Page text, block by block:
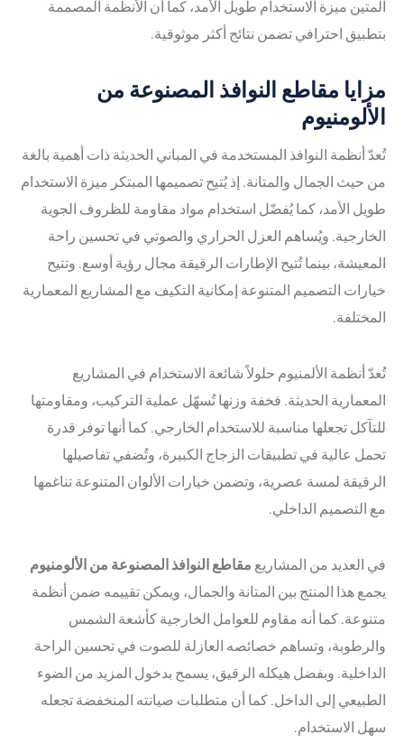
المتين ميزة الاستخدام طويل الأمد، كما أن الأنظمة المصممة
بتطبيق احترافي تضمن نتائج أكثر موثوقية.
مزايا مقاطع النوافذ المصنوعة من
الألومنيوم
تُعدّ أنظمة النوافذ المستخدمة في المباني الحديثة ذات أهمية بالغة
من حيث الجمال والمتانة. إذ يُتيح تصميمها المبتكر ميزة الاستخدام
طويل الأمد، كما يُفضّل استخدام مواد مقاومة للظروف الجوية
الخارجية. ويُساهم العزل الحراري والصوتي في تحسين راحة
المعيشة، بينما تُتيح الإطارات الرقيقة مجال رؤية أوسع. وتتيح
خيارات التصميم المتنوعة إمكانية التكيف مع المشاريع المعمارية
المختلفة.
تُعدّ أنظمة الألمنيوم حلولاً شائعة الاستخدام في المشاريع
المعمارية الحديثة. فخفة وزنها تُسهّل عملية التركيب، ومقاومتها
للتآكل تجعلها مناسبة للاستخدام الخارجي. كما أنها توفر قدرة
تحمل عالية في تطبيقات الزجاج الكبيرة، وتُضفي تفاصيلها
الرقيقة لمسة عصرية، وتضمن خيارات الألوان المتنوعة تناغمها
مع التصميم الداخلي.
في العديد من المشاريع مقاطع النوافذ المصنوعة من الألومنيوم
يجمع هذا المنتج بين المتانة والجمال، ويمكن تقييمه ضمن أنظمة
متنوعة. كما أنه مقاوم للعوامل الخارجية كأشعة الشمس
والرطوبة، وتساهم خصائصه العازلة للصوت في تحسين الراحة
الداخلية. وبفضل هيكله الرقيق، يسمح بدخول المزيد من الضوء
الطبيعي إلى الداخل. كما أن متطلبات صيانته المنخفضة تجعله
سهل الاستخدام.